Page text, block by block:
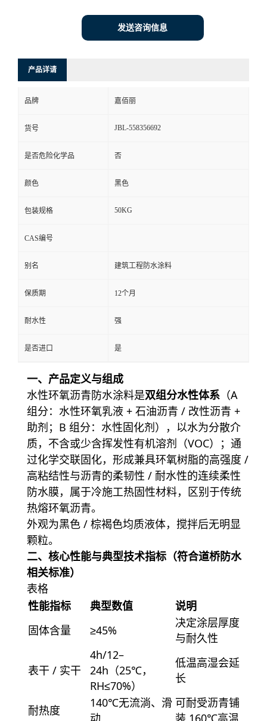
发送咨询信息
产品详请
品牌 嘉佰丽
货号 JBL-558356692
是否危险化学品 否
颜色 黑色
包装规格 50KG
CAS编号
别名 建筑工程防水涂料
保质期 12个月
耐水性 强
是否进口 是
一、产品定义与组成
水性环氧沥青防水涂料是双组分水性体系 （A
组分：水性环氧乳液 + 石油沥青 / 改性沥青 +
助剂；B 组分：水性固化剂），以水为分散介
质，不含或少含挥发性有机溶剂（VOC）；通
过化学交联固化，形成兼具环氧树脂的高强度 /
高粘结性与沥青的柔韧性 / 耐水性的连续柔性
防水膜，属于冷施工热固性材料，区别于传统
热熔环氧沥青。
外观为黑色 / 棕褐色均质液体，搅拌后无明显
颗粒。
二、核心性能与典型技术指标（符合道桥防水
相关标准）
表格
性能指标
典型数值
说明
固体含量
≥45%
决定涂层厚度
与耐久性
表干 / 实干
4h/12–
24h（25℃，
RH≤70%）
低温高湿会延
长
耐热度
140℃无流淌、滑
动
可耐受沥青铺
装 160℃高温